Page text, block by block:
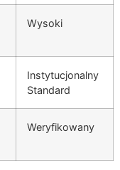
Wysoki
Instytucjonalny
Standard
Weryfikowany